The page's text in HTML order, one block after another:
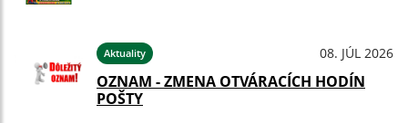
Aktuality 08. JÚL 2026
OZNAM - ZMENA OTVÁRACÍCH HODÍN
POŠTY